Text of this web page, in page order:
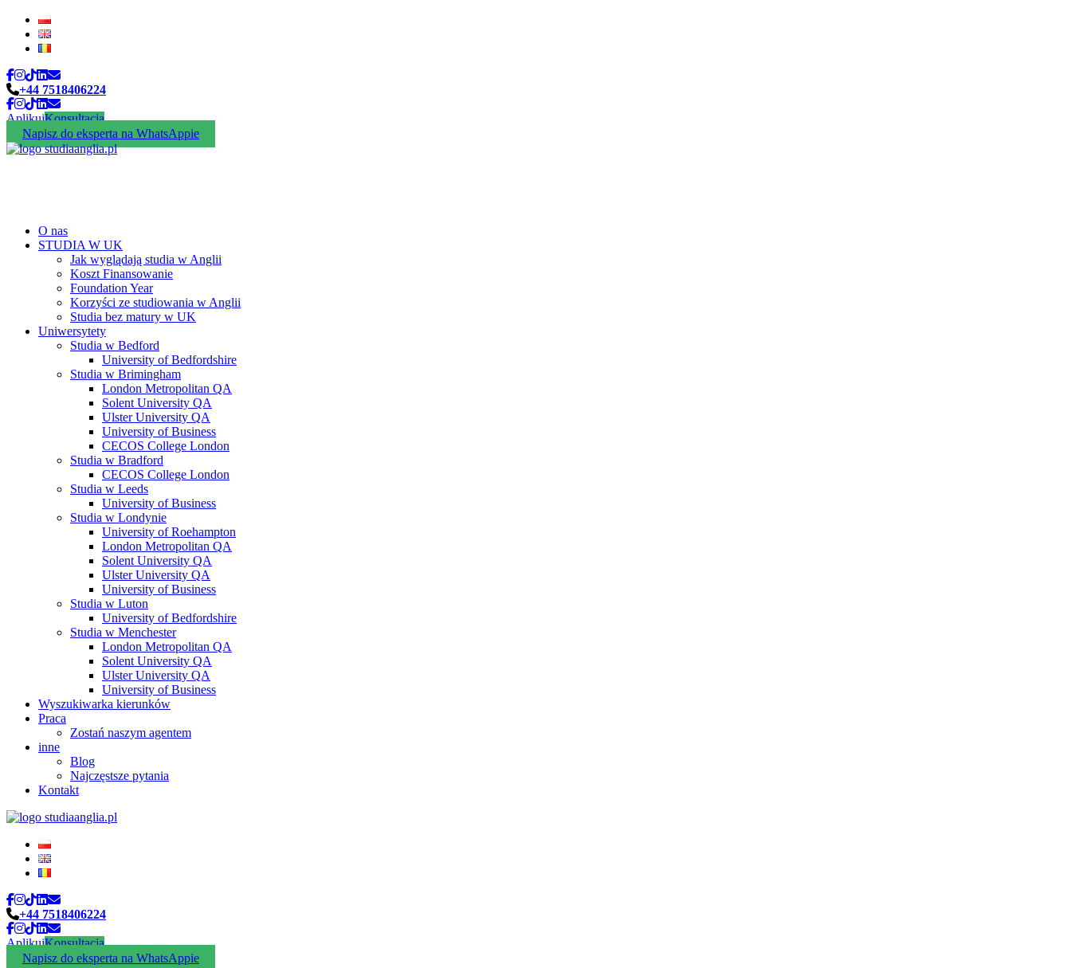
+44 7518406224
AplikujKonsultacja
Napisz do eksperta na WhatsAppie
O nas
STUDIA W UK
Jak wyglądają studia w Anglii
Koszt Finansowanie
Foundation Year
Korzyści ze studiowania w Anglii
Studia bez matury w UK
Uniwersytety
Studia w Bedford
University of Bedfordshire
Studia w Brimingham
London Metropolitan QA
Solent University QA
Ulster University QA
University of Business
CECOS College London
Studia w Bradford
CECOS College London
Studia w Leeds
University of Business
Studia w Londynie
University of Roehampton
London Metropolitan QA
Solent University QA
Ulster University QA
University of Business
Studia w Luton
University of Bedfordshire
Studia w Menchester
London Metropolitan QA
Solent University QA
Ulster University QA
University of Business
Wyszukiwarka kierunków
Praca
Zostań naszym agentem
inne
Blog
Najczęstsze pytania
Kontakt
+44 7518406224
AplikujKonsultacja
Napisz do eksperta na WhatsAppie